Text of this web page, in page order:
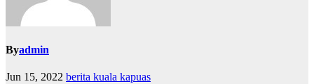
Byadmin
Jun 15, 2022 berita kuala kapuas